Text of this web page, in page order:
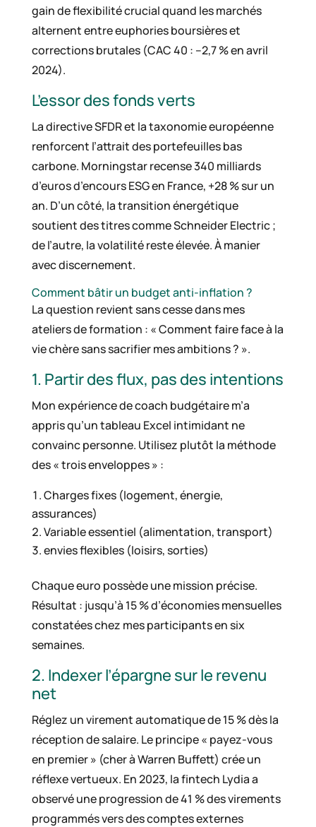
gain de flexibilité crucial quand les marchés
alternent entre euphories boursières et
corrections brutales (CAC 40 : –2,7 % en avril
2024).
L’essor des fonds verts
La directive SFDR et la taxonomie européenne
renforcent l’attrait des portefeuilles bas
carbone. Morningstar recense 340 milliards
d’euros d’encours ESG en France, +28 % sur un
an. D’un côté, la transition énergétique
soutient des titres comme Schneider Electric ;
de l’autre, la volatilité reste élevée. À manier
avec discernement.
Comment bâtir un budget anti-inflation ?
La question revient sans cesse dans mes
ateliers de formation : « Comment faire face à la
vie chère sans sacrifier mes ambitions ? ».
1. Partir des flux, pas des intentions
Mon expérience de coach budgétaire m’a
appris qu’un tableau Excel intimidant ne
convainc personne. Utilisez plutôt la méthode
des « trois enveloppes » :
Charges fixes (logement, énergie,
assurances)
Variable essentiel (alimentation, transport)
envies flexibles (loisirs, sorties)
Chaque euro possède une mission précise.
Résultat : jusqu’à 15 % d’économies mensuelles
constatées chez mes participants en six
semaines.
2. Indexer l’épargne sur le revenu
net
Réglez un virement automatique de 15 % dès la
réception de salaire. Le principe « payez-vous
en premier » (cher à Warren Buffett) crée un
réflexe vertueux. En 2023, la fintech Lydia a
observé une progression de 41 % des virements
programmés vers des comptes externes